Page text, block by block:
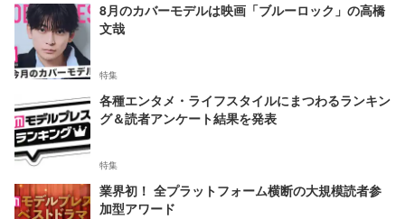
8月のカバーモデルは映画「ブルーロック」の高橋
文哉
特集
各種エンタメ・ライフスタイルにまつわるランキン
グ＆読者アンケート結果を発表
特集
業界初！ 全プラットフォーム横断の大規模読者参
加型アワード